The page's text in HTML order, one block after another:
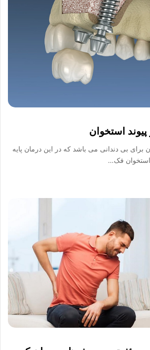
پیوند استخوان
برای بی دندانی می باشد که در این درمان پایه
استخوان فک…